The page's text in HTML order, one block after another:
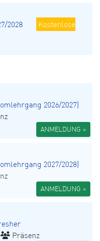
2028
Kostenlose
2026/2027)
ANMELDUNG »
2027/2028)
ANMELDUNG »
Präsenz